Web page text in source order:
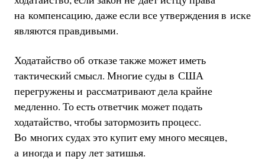
на компенсацию, даже если все утверждения в иске
являются правдивыми.
Ходатайство об отказе также может иметь
тактический смысл. Многие суды в США
перегружены и рассматривают дела крайне
медленно. То есть ответчик может подать
ходатайство, чтобы затормозить процесс.
Во многих судах это купит ему много месяцев,
а иногда и пару лет затишья.